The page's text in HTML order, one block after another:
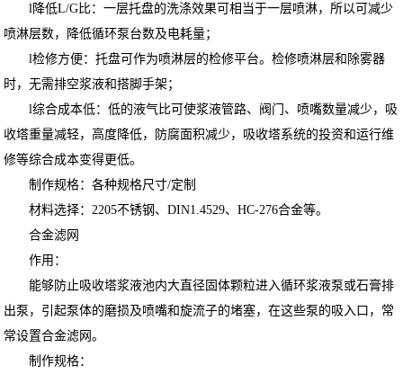
l降低L/G比：一层托盘的洗涤效果可相当于一层喷淋，所以可减少
喷淋层数，降低循环泵台数及电耗量；
l检修方便：托盘可作为喷淋层的检修平台。检修喷淋层和除雾器
时，无需排空浆液和搭脚手架；
l综合成本低：低的液气比可使浆液管路、阀门、喷嘴数量减少，吸
收塔重量减轻，高度降低，防腐面积减少，吸收塔系统的投资和运行维
修等综合成本变得更低。
制作规格：各种规格尺寸/定制
材料选择：2205不锈钢、DIN1.4529、HC-276合金等。
合金滤网
作用：
能够防止吸收塔浆液池内大直径固体颗粒进入循环浆液泵或石膏排
出泵，引起泵体的磨损及喷嘴和旋流子的堵塞，在这些泵的吸入口，常
常设置合金滤网。
制作规格：